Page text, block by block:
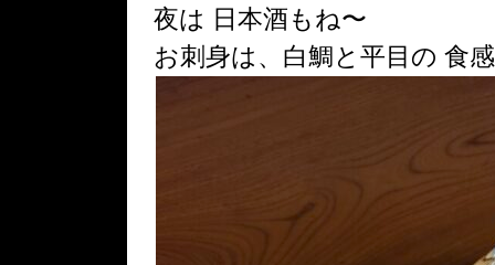
夜は 日本酒もね〜
お刺身は、白鯛と平目の 食